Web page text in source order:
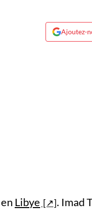
Ajoutez-
Libye
. Imad